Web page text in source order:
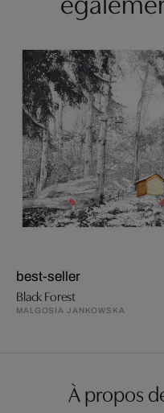
best-seller
Black Forest
MALGOSIA JANKOWSKA
À propos